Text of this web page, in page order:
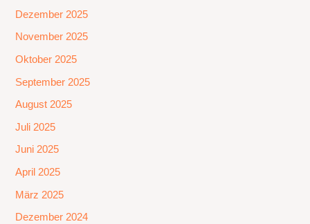
Dezember 2025
November 2025
Oktober 2025
September 2025
August 2025
Juli 2025
Juni 2025
April 2025
März 2025
Dezember 2024